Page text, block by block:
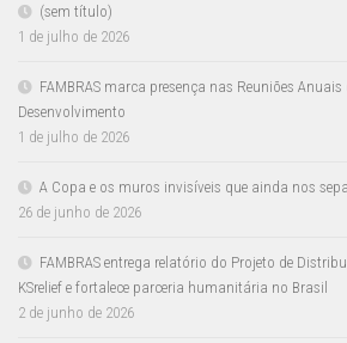
(sem título)
1 de julho de 2026
FAMBRAS marca presença nas Reuniões
Desenvolvimento
1 de julho de 2026
A Copa e os muros invisíveis que ainda nos
26 de junho de 2026
FAMBRAS entrega relatório do Projeto de
KSrelief e fortalece parceria humanitária no Brasil
2 de junho de 2026